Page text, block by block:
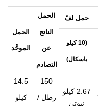
حمل لفّ الحمل
الناتج
عن
التصادم
الحمل
الموحَّد
(10 كيلو
باسكال)
2.67 كيلو
نيوتن
150
رطل /
14.5
كيلو